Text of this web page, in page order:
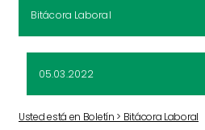
Bitácora Laboral
05.03.2022
Usted está en Boletín > Bitácora Laboral